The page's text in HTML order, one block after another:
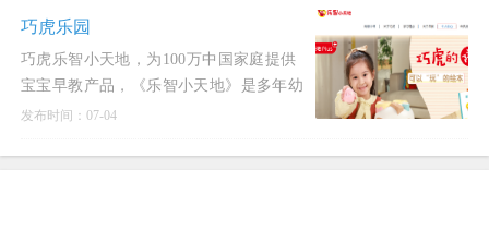
巧虎乐园
巧虎乐智小天地，为100万中国家庭提供
宝宝早教产品，《乐智小天地》是多年幼
儿教育机构研究的分龄分版的儿童早教学
发布时间：07-04